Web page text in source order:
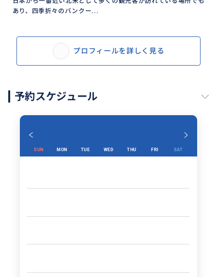
あり、四季折々のバンクー...
プロフィールを詳しく見る
予約スケジュール
SUN MON TUE WED THU FRI SAT